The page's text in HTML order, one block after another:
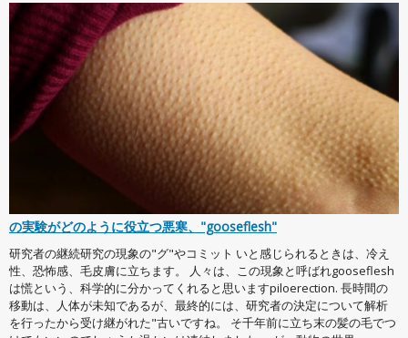
の実験がどのように役立つ悪寒、"gooseflesh"
研究者の継続研究の現象の"グ"やコミット いと感じられるときは、冷え
性、恐怖感、毛皮膚に立ちます。 人々は、この現象と呼ばれgooseflesh
は慌という、科学的に分かってくれると思いますpiloerection. 長時間の
移動は、人体が未知であるが、最終的には、研究者の決定について解析
を行ったから受け継がれた"古いですね。 そ千年前に立ち末の髪の毛でつ